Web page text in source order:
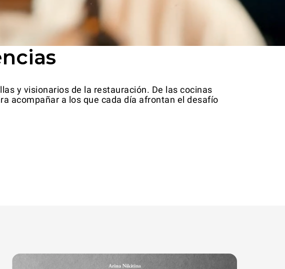
y visionarios de la restauración. De las cocinas
acompañar a los que cada día afrontan el desafío